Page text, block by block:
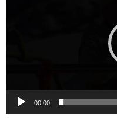
00:00